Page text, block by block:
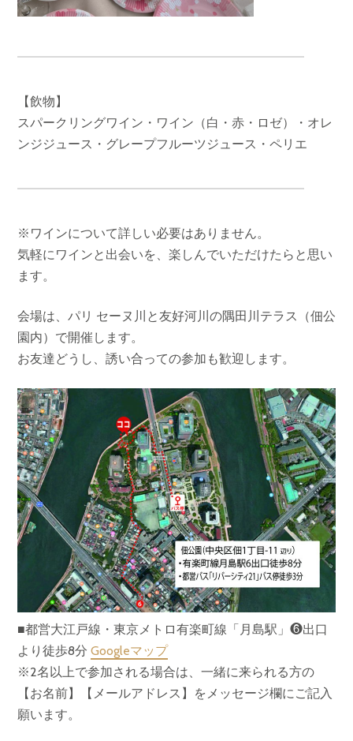
【飲物】
スパークリングワイン・ワイン（白・赤・ロゼ）・オレ
ンジジュース・グレープフルーツジュース・ペリエ
※ワインについて詳しい必要はありません。
気軽にワインと出会いを、楽しんでいただけたらと思い
ます。
会場は、パリ セーヌ川と友好河川の隅田川テラス（佃公
園内）で開催します。
お友達どうし、誘い合っての参加も歓迎します。
■都営大江戸線・東京メトロ有楽町線「月島駅」❻出口
より徒歩8分 Googleマップ
※2名以上で参加される場合は、一緒に来られる方の
【お名前】【メールアドレス】をメッセージ欄にご記入
願います。